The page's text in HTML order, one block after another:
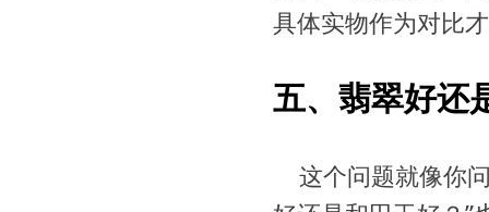
具体实物作为对比
五、翡翠好还
这个问题就像你